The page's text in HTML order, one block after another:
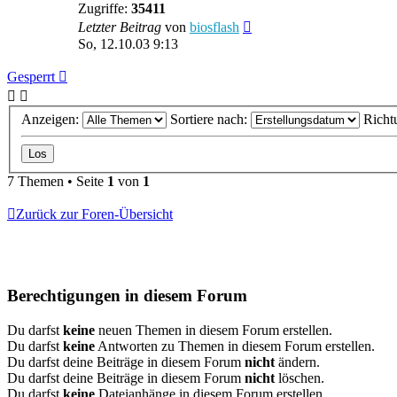
Zugriffe: 35411
Letzter Beitrag von biosflash
So, 12.10.03 9:13
Gesperrt
Anzeigen: Sortiere nach:
7 Themen • Seite 1 von 1
Zurück zur Foren-Übersicht
Berechtigungen in diesem Forum
Du darfst keine neuen Themen in diesem Forum erstellen.
Du darfst keine Antworten zu Themen in diesem Forum erstellen.
Du darfst deine Beiträge in diesem Forum nicht ändern.
Du darfst deine Beiträge in diesem Forum nicht löschen.
Du darfst keine Dateianhänge in diesem Forum erstellen.